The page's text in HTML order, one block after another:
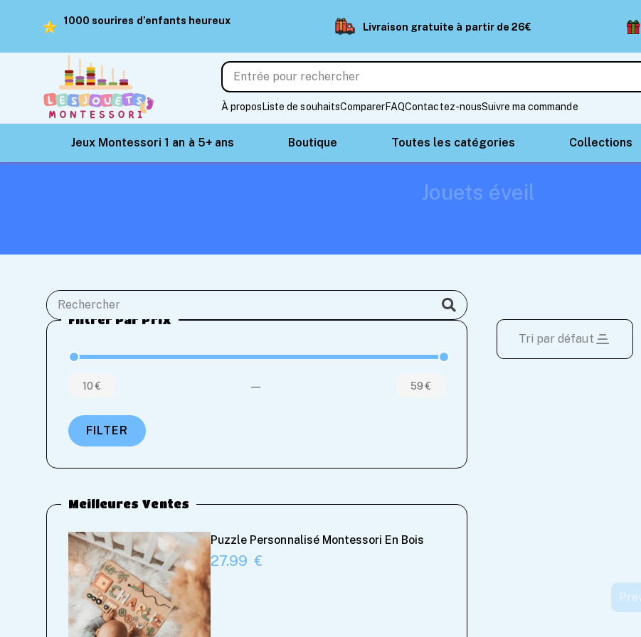
1000 sourires d’enfants heureux
Livraison gratuite à partir de 26€
À propos Liste de souhaitsComparerFAQContactez-nousSuivre ma commande
Jeux Montessori 1 an à 5+ ans Boutique Toutes les catégories Collections
Jouets éveil
Filtrer Par Prix
10 € — 59 €
FILTER
Meilleures Ventes
Puzzle Personnalisé Montessori En Bois
27.99
Tri par défaut
49.99